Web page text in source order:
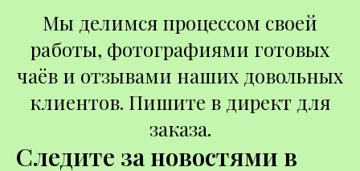
Мы делимся процессом своей
работы, фотографиями готовых
чаёв и отзывами наших довольных
клиентов. Пишите в директ для
заказа.
Следите за новостями в